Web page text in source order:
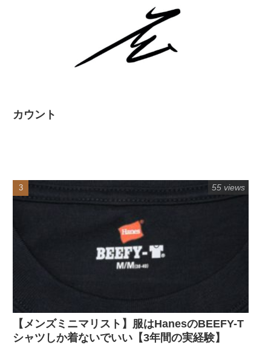
カウント
【メンズミニマリスト】服はHanesのBEEFY-T
シャツしか着ないでいい【3年間の実経験】
55 views